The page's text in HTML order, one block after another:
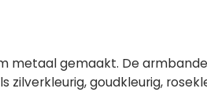
metaal gemaakt. De
zilverkleurig, goudkleurig,